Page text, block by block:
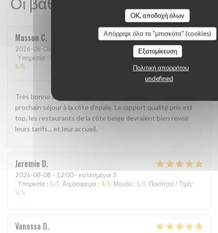
OK, αποδοχή όλων
Απόρριψε όλα τα "μπισκότα" (cookies)
Εξατομίκευση
Πολιτική απορρήτου
undefined
Masson C
2026-08-08
Υπηρεσία : 5 :5/5 Ποιότητα / Τιμή
5/5
Très bonne adresse, nous y repasserons lors de notre
prochain séjour à la côte d'opale. Le rapport qualité prix est
top, les restaurants de la côte belge devraient bien revoir
leurs tarifs... et leur accueil.
Jeremie D
2026-08-08 - 12:00 - καλεσμένοι 3
Υπηρεσία : 5/5 Ατμόσφαιρα : 4/5 Μενού : 5/5 Ποιότητα / Τιμή :
5/5
Vanessa D